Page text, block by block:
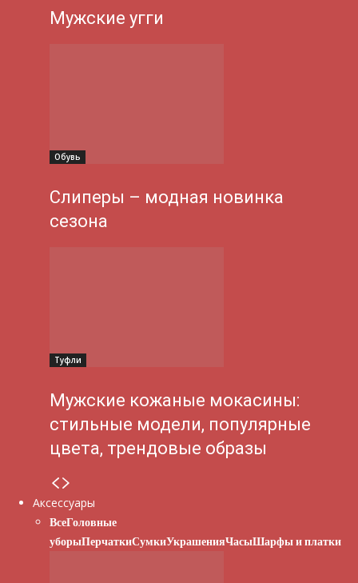
Мужские угги
Обувь
Слиперы – модная новинка
сезона
Туфли
Мужские кожаные мокасины:
стильные модели, популярные
цвета, трендовые образы
Аксессуары
ВсеГоловные
уборыПерчаткиСумкиУкрашенияЧасыШарфы и платки